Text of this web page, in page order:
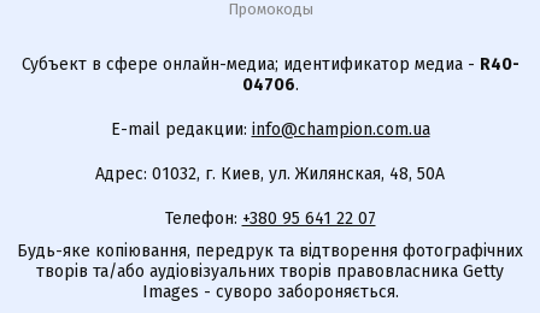
Промокоды
Субъект в сфере онлайн-медиа; идентификатор медиа - R40-
04706.
E-mail редакции: info@champion.com.ua
Адрес: 01032, г. Киев, ул. Жилянская, 48, 50А
Телефон: +380 95 641 22 07
Будь-яке копіювання, передрук та відтворення фотографічних
творів та/або аудіовізуальних творів правовласника Getty
Images - суворо забороняється.